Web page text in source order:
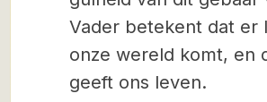
Vader betekent dat er
onze wereld komt, en
geeft ons leven.